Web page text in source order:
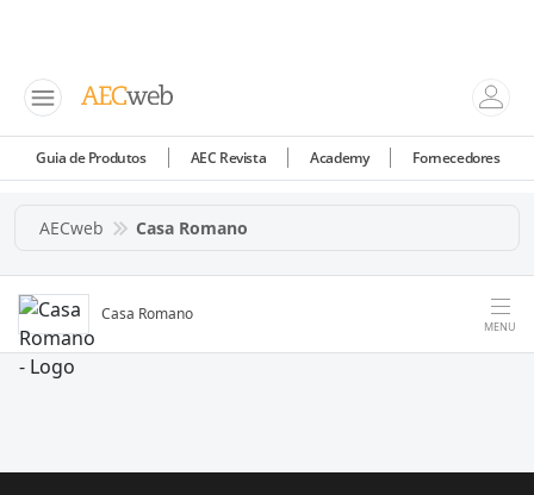
Guia de Produtos AEC Revista Academy Fornecedores
AECweb Casa Romano
Casa Romano
MENU